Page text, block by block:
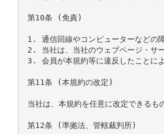
第10条 (免責)
1. 通信回線やコンピューターなどの
2. 当社は、当社のウェブページ・サ
3. 会員が本規約等に違反したことに
第11条 (本規約の改定)
当社は、本規約を任意に改定できる
第12条 (準拠法、管轄裁判所)